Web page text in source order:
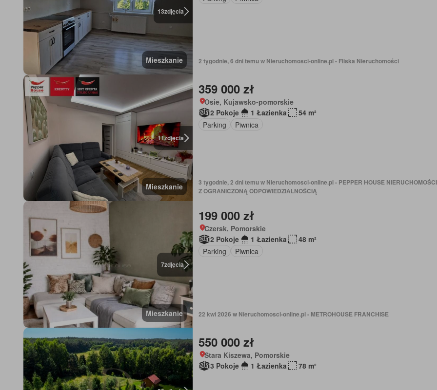
13zdjęcia
Mieszkanie 2 tygodnie, 6 dni temu w Nieruchomosci-online.pl - Fliska Nieruchomości
11zdjęcia
Mieszkanie
359 000 zł
Osie, Kujawsko-pomorskie
2 Pokoje
1 Łazienka
54 m²
Parking
Piwnica
3 tygodnie, 2 dni temu w Nieruchomosci-online.pl - PEPPER HOUSE
Z OGRANICZONĄ ODPOWIEDZIALNOŚCIĄ
7zdjęcia
Mieszkanie
199 000 zł
Czersk, Pomorskie
2 Pokoje
1 Łazienka
48 m²
Parking
Piwnica
22 kwi 2026 w Nieruchomosci-online.pl - METROHOUSE FRANCHISE
550 000 zł
Stara Kiszewa, Pomorskie
3 Pokoje
1 Łazienka 78 m²